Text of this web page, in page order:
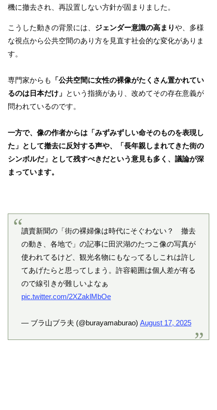
機に撤去され、再設置しない方針が固まりました。
こうした動きの背景には、 ジェンダー意識の高まりや、多様
な視点から公共空間のあり方を見直す社会的な変化がありま
す。
専門家からも
「公共空間に女性の裸像がたくさん置かれてい
るのは日本だけ」 という指摘があり、改めてその存在意義が
問われているのです。
一方で、像の作者からは「みずみずしい命そのものを表現し
た」として撤去に反対する声や、「長年親しまれてきた街の
シンボルだ」として残すべきだという意見も多く、議論が深
まっています。
讀賣新聞の「街の裸婦像は時代にそぐわない？ 撤去
の動き、各地で」の記事に田沢湖のたつこ像の写真が
使われてるけど、観光名物にもなってるしこれは許し
てあげたらと思ってしまう。許容範囲は個人差が有る
ので線引きが難しいよなぁ
pic.twitter.com/2XZaklMbOe
— ブラ山ブラ夫 (@burayamaburao) August 17, 2025